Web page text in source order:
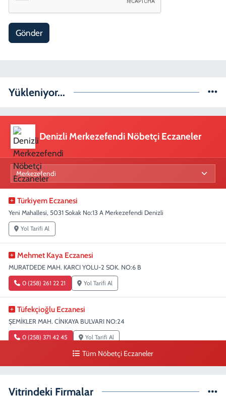
Gönder
Yükleniyor...
Denizli Merkezefendi Nöbetçi Eczaneler
Türkiyem Eczanesi
Yeni Mahallesi, 5031 Sokak No:13 A Merkezefendi Denizli
Yol Tarifi Al
Mehmet Kaya Eczanesi
MURATDEDE MAH. KARCI YOLU-2 SOK. NO:6 B
0 (258) 261 22 21 Yol Tarifi Al
Tüfekçioğlu Eczanesi
ŞEMİKLER MAH. CİNKAYA BULVARI NO:24
0 (258) 371 42 45 Yol Tarifi Al
Tüm Nöbetçi Eczaneler
Vitrindeki Firmalar